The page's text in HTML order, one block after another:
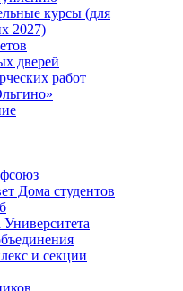
курсы (для
2027)
дверей
работ
Дома студентов
и секции